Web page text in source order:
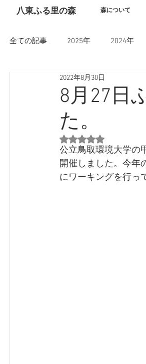
​八東ふる里の森 森について
全ての記事 2025年 2024年
8月27日
た。
2022年8月30日
5つ星のうちNaNと
公立鳥取環境大学の
開催しました。今年
にワーキングを行っ